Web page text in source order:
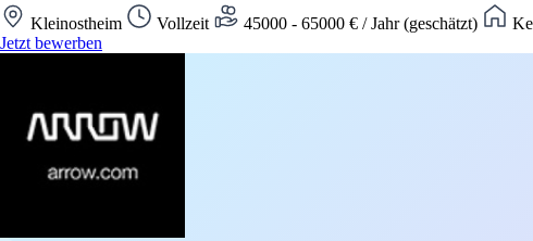
Kleinostheim Vollzeit 45000 - 65000 € / Jahr (geschätzt)
Jetzt bewerben